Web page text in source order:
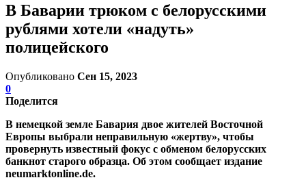
В Баварии трюком с белорусскими
рублями хотели «надуть»
полицейского
Опубликовано Сен 15, 2023
0
Поделится
В немецкой земле Бавария двое жителей Восточной
Европы выбрали неправильную «жертву», чтобы
провернуть известный фокус с обменом белорусских
банкнот старого образца. Об этом сообщает издание
neumarktonline.de.